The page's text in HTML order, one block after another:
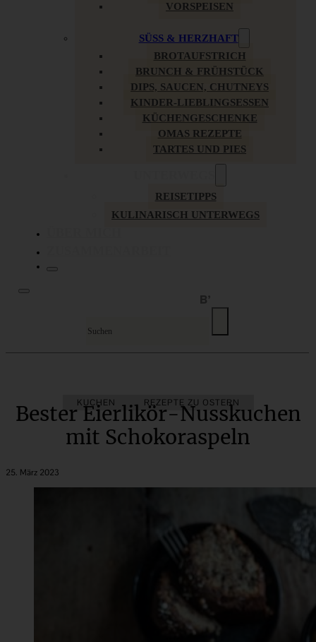
VORSPEISEN
SÜSS & HERZHAFT
BROTAUFSTRICH
BRUNCH & FRÜHSTÜCK
DIPS, SAUCEN, CHUTNEYS
KINDER-LIEBLINGSESSEN
KÜCHENGESCHENKE
OMAS REZEPTE
TARTES UND PIES
REISETIPPS
KULINARISCH UNTERWEGS
KUCHEN REZEPTE ZU OSTERN
Bester Eierlikör-Nusskuchen
mit Schokoraspeln
25. März 2023